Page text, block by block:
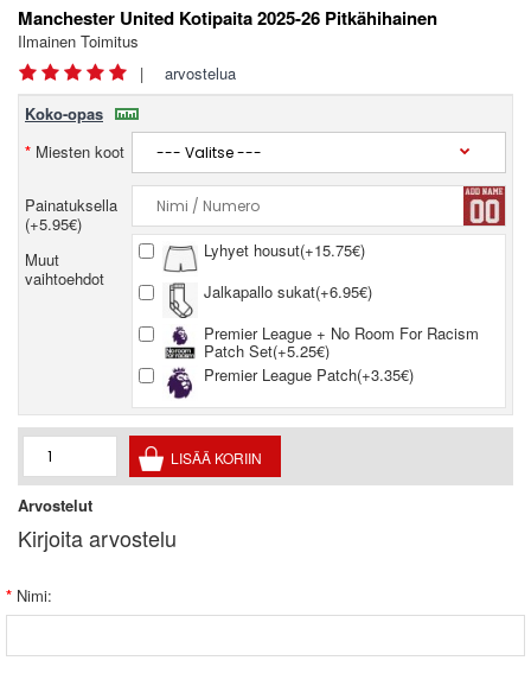
Manchester United Kotipaita 2025-26 Pitkähihainen
Ilmainen Toimitus
|
arvostelua
Koko-opas
Miesten koot
Painatuksella
(+5.95€)
Muut
vaihtoehdot
Lyhyet housut(+15.75€)
Jalkapallo sukat(+6.95€)
Premier League + No Room For Racism
Patch Set(+5.25€)
Premier League Patch(+3.35€)
Arvostelut
Kirjoita arvostelu
Nimi: